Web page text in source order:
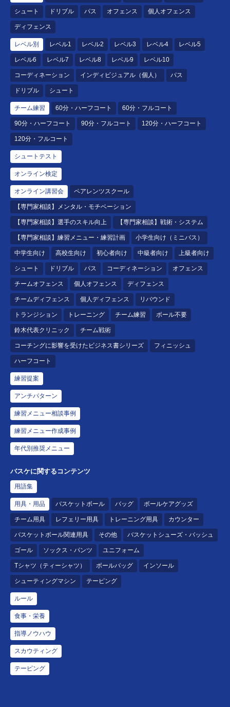
シュート ドリブル パス オフェンス 個人オフェンス
ディフェンス
レベル別 レベル1 レベル2 レベル3 レベル4 レベル5
レベル6 レベル7 レベル8 レベル9 レベル10
コーディネーション インディビジュアル（個人） パス
ドリブル シュート
チーム練習 60分・ハーフコート 60分・フルコート
90分・ハーフコート 90分・フルコート 120分・ハーフコート
120分・フルコート
シュートテスト
オンライン検定
オンライン講習会 ペアレンツスクール
【専門家相談】メンタル・モチベーション
【専門家相談】選手のスキル向上 【専門家相談】戦術・システム
【専門家相談】練習メニュー・練習計画 小学生向け（ミニバス）
中学生向け 高校生向け 初心者向け 中級者向け 上級者向け
シュート ドリブル パス コーディネーション オフェンス
チームオフェンス 個人オフェンス ディフェンス
チームディフェンス 個人ディフェンス リバウンド
トランジション トレーニング チーム練習 ボール不要
鈴木代表クリニック チーム戦術
コーチングに影響を受けたビジネス書シリーズ フィニッシュ
ハーフコート
練習提案
アンチパターン
練習メニュー相談事例
練習メニュー作成事例
年代別推奨メニュー
バスケに関するコンテンツ
用語集
用具・用品 バスケットボール バッグ ボールケアグッズ
チーム用具 レフェリー用具 トレーニング用具 カウンター
バスケットボール関連用具 その他 バスケットシューズ・バッシュ
ゴール ソックス・パンツ ユニフォーム
Tシャツ（ティーシャツ） ボールバッグ インソール
シューティングマシン テーピング
ルール
食事・栄養
指導ノウハウ
スカウティング
テーピング